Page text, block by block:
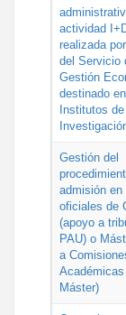
actividad
realizada
del Servicio
Gestión
destinado en
Institutos de
Gestión del
admisión en
oficiales de
(apoyo a
PAU) o
a
Máster)